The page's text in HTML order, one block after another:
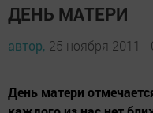
ДЕНЬ МАТЕРИ
автор, 25 ноября 2011 -
День матери